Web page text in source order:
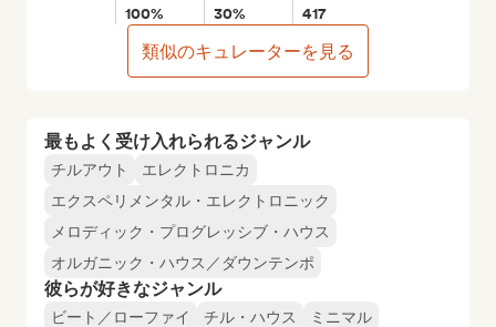
最もよく受け入れられるジャンル
チルアウト
エレクトロニカ
エクスペリメンタル・エレクトロニック
メロディック・プログレッシブ・ハウス
オルガニック・ハウス／ダウンテンポ
彼らが好きなジャンル
ビート／ローファイ チル・ハウス
ミニマル
100% 30% 417
類似のキュレーターを見る